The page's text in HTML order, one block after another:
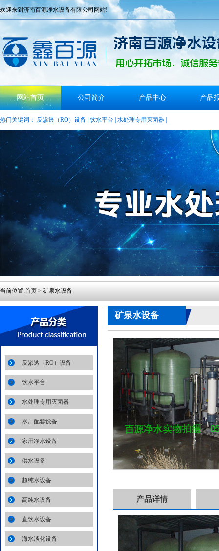
欢迎来到济南百源净水设备有限公司网站!
网站首页 公司简介 产品中心 产品
热门关键词： 反渗透（RO）设备 饮水平台 水处理专用灭菌器
当前位置:首页 > 矿泉水设备
反渗透（RO）设备
饮水平台
水处理专用灭菌器
水厂配套设备
家用净水设备
供水设备
超纯水设备
高纯水设备
直饮水设备
海水淡化设备
矿泉水设备
产品详情